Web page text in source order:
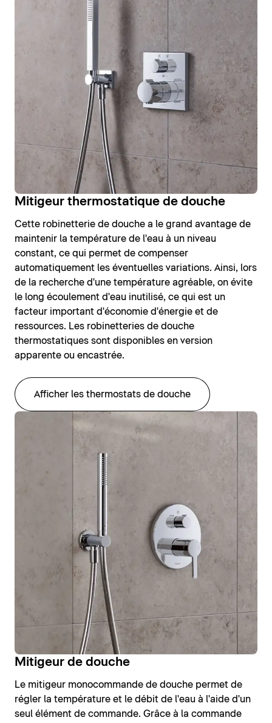
Mitigeur thermostatique de douche
Cette robinetterie de douche a le grand avantage de
maintenir la température de l'eau à un niveau
constant, ce qui permet de compenser
automatiquement les éventuelles variations. Ainsi, lors
de la recherche d'une température agréable, on évite
le long écoulement d'eau inutilisé, ce qui est un
facteur important d'économie d'énergie et de
ressources. Les robinetteries de douche
thermostatiques sont disponibles en version
apparente ou encastrée.
Afficher les thermostats de douche
Mitigeur de douche
Le mitigeur monocommande de douche permet de
régler la température et le débit de l'eau à l'aide d'un
seul élément de commande. Grâce à la commande